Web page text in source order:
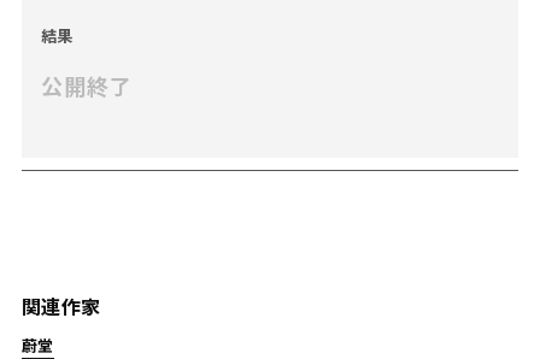
関連作家
蔚堂
結果
公開終了